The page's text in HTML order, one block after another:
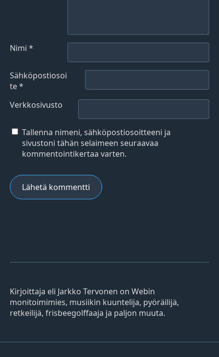
Nimi *
Sähköpostiosoi
te*
Verkkosivusto
Tallenna nimeni, sähköpostiosoitteeni ja
sivustoni tähän selaimeen seuraavaa
kommentointikertaa varten.
Kirjoittaja eli Jarkko Tervonen on Webin
monitoimimies, musiikin kuuntelija, pyöräilijä,
retkeilijä, frisbeegolffaaja ja paljon muuta.